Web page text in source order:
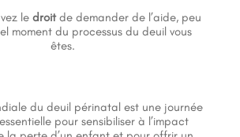
ledroitde demander de l’aide, peu
moment du processus du deuil vous
êtes.
du deuil périnatal est une journée
pour sensibiliser à l’impact